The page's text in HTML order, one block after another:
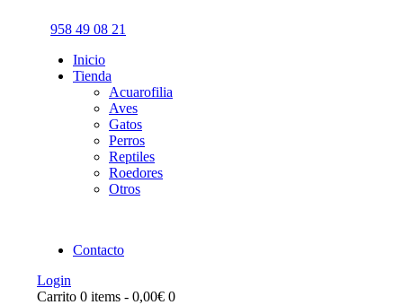
958 49 08 21
Inicio
Tienda
Acuarofilia
Aves
Gatos
Perros
Reptiles
Roedores
Otros
Contacto
Login
Carrito 0 items - 0,00€ 0